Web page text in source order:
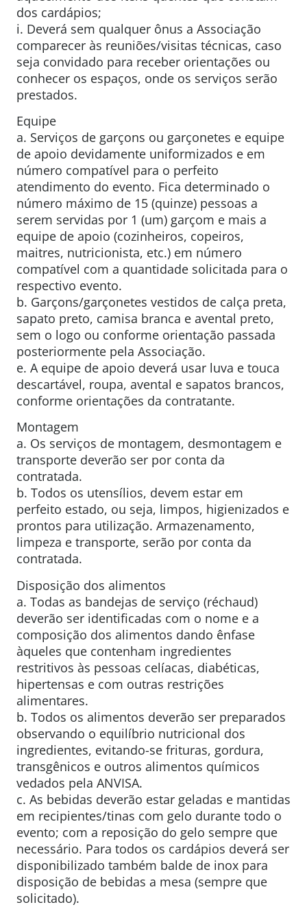
dos cardápios;
i. Deverá sem qualquer ônus a Associação
comparecer às reuniões/visitas técnicas, caso
seja convidado para receber orientações ou
conhecer os espaços, onde os serviços serão
prestados.
Equipe
a. Serviços de garçons ou garçonetes e equipe
de apoio devidamente uniformizados e em
número compatível para o perfeito
atendimento do evento. Fica determinado o
número máximo de 15 (quinze) pessoas a
serem servidas por 1 (um) garçom e mais a
equipe de apoio (cozinheiros, copeiros,
maitres, nutricionista, etc.) em número
compatível com a quantidade solicitada para o
respectivo evento.
b. Garçons/garçonetes vestidos de calça preta,
sapato preto, camisa branca e avental preto,
sem o logo ou conforme orientação passada
posteriormente pela Associação.
e. A equipe de apoio deverá usar luva e touca
descartável, roupa, avental e sapatos brancos,
conforme orientações da contratante.
Montagem
a. Os serviços de montagem, desmontagem e
transporte deverão ser por conta da
contratada.
b. Todos os utensílios, devem estar em
perfeito estado, ou seja, limpos, higienizados e
prontos para utilização. Armazenamento,
limpeza e transporte, serão por conta da
contratada.
Disposição dos alimentos
a. Todas as bandejas de serviço (réchaud)
deverão ser identificadas com o nome e a
composição dos alimentos dando ênfase
àqueles que contenham ingredientes
restritivos às pessoas celíacas, diabéticas,
hipertensas e com outras restrições
alimentares.
b. Todos os alimentos deverão ser preparados
observando o equilíbrio nutricional dos
ingredientes, evitando-se frituras, gordura,
transgênicos e outros alimentos químicos
vedados pela ANVISA.
c. As bebidas deverão estar geladas e mantidas
em recipientes/tinas com gelo durante todo o
evento; com a reposição do gelo sempre que
necessário. Para todos os cardápios deverá ser
disponibilizado também balde de inox para
disposição de bebidas a mesa (sempre que
solicitado).